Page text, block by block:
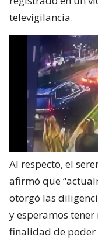
televigilancia.
Al respecto, el
afirmó que
otorgó las
y esperamos
finalidad de poder